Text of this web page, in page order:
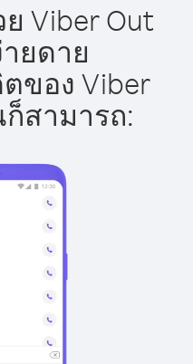
Viber Out
ยดาย
ของ Viber
สามารถ: